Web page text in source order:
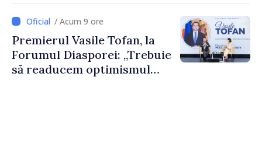
dumneavoastră pentru a
construi comunități mai
puternice”
/ Acum 9 ore
Premierul Vasile Tofan, la
Forumul Diasporei: „Trebuie
să readucem optimismul